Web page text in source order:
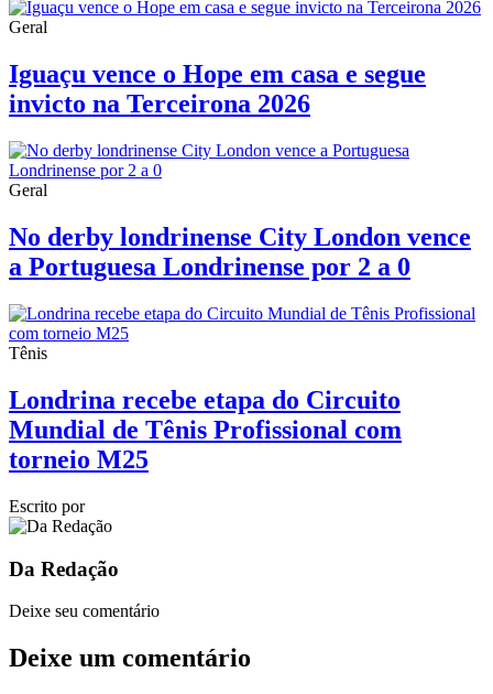
Geral
Iguaçu vence o Hope em casa e segue
invicto na Terceirona 2026
Geral
No derby londrinense City London vence
a Portuguesa Londrinense por 2 a 0
Tênis
Londrina recebe etapa do Circuito
Mundial de Tênis Profissional com
torneio M25
Escrito por
Da Redação
Deixe seu comentário
Deixe um comentário